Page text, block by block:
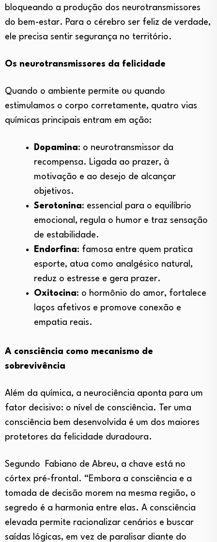
bloqueando a produção dos neurotransmissores
do bem-estar. Para o cérebro ser feliz de verdade,
ele precisa sentir segurança no território.
Os neurotransmissores da felicidade
Quando o ambiente permite ou quando
estimulamos o corpo corretamente, quatro vias
químicas principais entram em ação:
Dopamina: o neurotransmissor da
recompensa. Ligada ao prazer, à
motivação e ao desejo de alcançar
objetivos.
Serotonina: essencial para o equilíbrio
emocional, regula o humor e traz sensação
de estabilidade.
Endorfina: famosa entre quem pratica
esporte, atua como analgésico natural,
reduz o estresse e gera prazer.
Oxitocina: o hormônio do amor, fortalece
laços afetivos e promove conexão e
empatia reais.
A consciência como mecanismo de
sobrevivência
Além da química, a neurociência aponta para um
fator decisivo: o nível de consciência. Ter uma
consciência bem desenvolvida é um dos maiores
protetores da felicidade duradoura.
Segundo Fabiano de Abreu, a chave está no
córtex pré-frontal. “Embora a consciência e a
tomada de decisão morem na mesma região, o
segredo é a harmonia entre elas. A consciência
elevada permite racionalizar cenários e buscar
saídas lógicas, em vez de paralisar diante do